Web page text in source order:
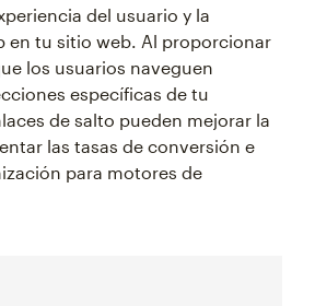
del usuario y la
en tu sitio web. Al proporcionar
los usuarios naveguen
específicas de tu
de salto pueden mejorar la
las tasas de conversión e
para motores de